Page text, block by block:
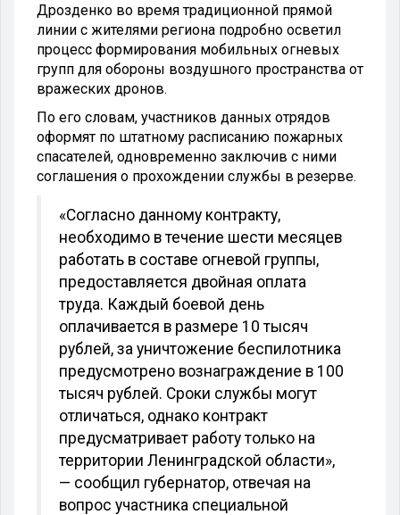
Дрозденко во время традиционной прямой
линии с жителями региона подробно осветил
процесс формирования мобильных огневых
групп для обороны воздушного пространства от
вражеских дронов.
По его словам, участников данных отрядов
оформят по штатному расписанию пожарных
спасателей, одновременно заключив с ними
соглашения о прохождении службы в резерве.
«Согласно данному контракту,
необходимо в течение шести месяцев
работать в составе огневой группы,
предоставляется двойная оплата
труда. Каждый боевой день
оплачивается в размере 10 тысяч
рублей, за уничтожение беспилотника
предусмотрено вознаграждение в 100
тысяч рублей. Сроки службы могут
отличаться, однако контракт
предусматривает работу только на
территории Ленинградской области»,
— сообщил губернатор, отвечая на
вопрос участника специальной